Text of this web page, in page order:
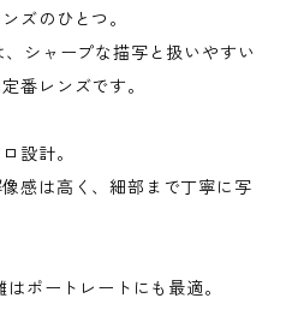
ズのひとつ。
シャープな描写と扱いやすい
番レンズです。
設計。
感は高く、細部まで丁寧に写
ポートレートにも最適。